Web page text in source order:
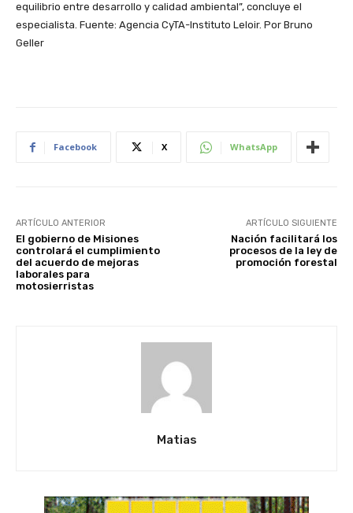
equilibrio entre desarrollo y calidad ambiental”, concluye el
especialista. Fuente: Agencia CyTA-Instituto Leloir. Por Bruno
Geller
Facebook X WhatsApp
ARTÍCULO ANTERIOR
El gobierno de Misiones
controlará el cumplimiento
del acuerdo de mejoras
laborales para
motosierristas
ARTÍCULO SIGUIENTE
Nación facilitará los
procesos de la ley de
promoción forestal
Matias